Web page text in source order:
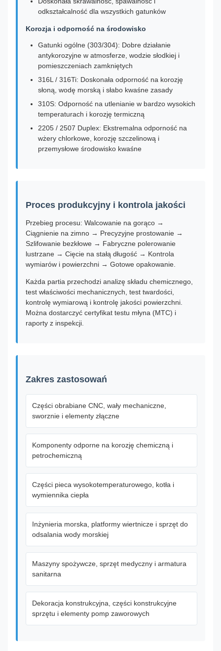
odkształcalność dla wszystkich gatunków
Korozja i odporność na środowisko
Gatunki ogólne (303/304): Dobre działanie
antykorozyjne w atmosferze, wodzie słodkiej i
pomieszczeniach zamkniętych
316L / 316Ti: Doskonała odporność na korozję
słoną, wodę morską i słabo kwaśne zasady
310S: Odporność na utlenianie w bardzo wysokich
temperaturach i korozję termiczną
2205 / 2507 Duplex: Ekstremalna odporność na
wżery chlorkowe, korozję szczelinową i
przemysłowe środowisko kwaśne
Proces produkcyjny i kontrola jakości
Przebieg procesu: Walcowanie na gorąco →
Ciągnienie na zimno → Precyzyjne prostowanie →
Szlifowanie bezkłowe → Fabryczne polerowanie
lustrzane → Cięcie na stałą długość → Kontrola
wymiarów i powierzchni → Gotowe opakowanie.
Każda partia przechodzi analizę składu chemicznego,
test właściwości mechanicznych, test twardości,
kontrolę wymiarową i kontrolę jakości powierzchni.
Można dostarczyć certyfikat testu młyna (MTC) i
raporty z inspekcji.
Zakres zastosowań
Części obrabiane CNC, wały mechaniczne,
sworznie i elementy złączne
Komponenty odporne na korozję chemiczną i
petrochemiczną
Części pieca wysokotemperaturowego, kotła i
wymiennika ciepła
Inżynieria morska, platformy wiertnicze i sprzęt do
odsalania wody morskiej
Maszyny spożywcze, sprzęt medyczny i armatura
sanitarna
Dekoracja konstrukcyjna, części konstrukcyjne
sprzętu i elementy pomp zaworowych